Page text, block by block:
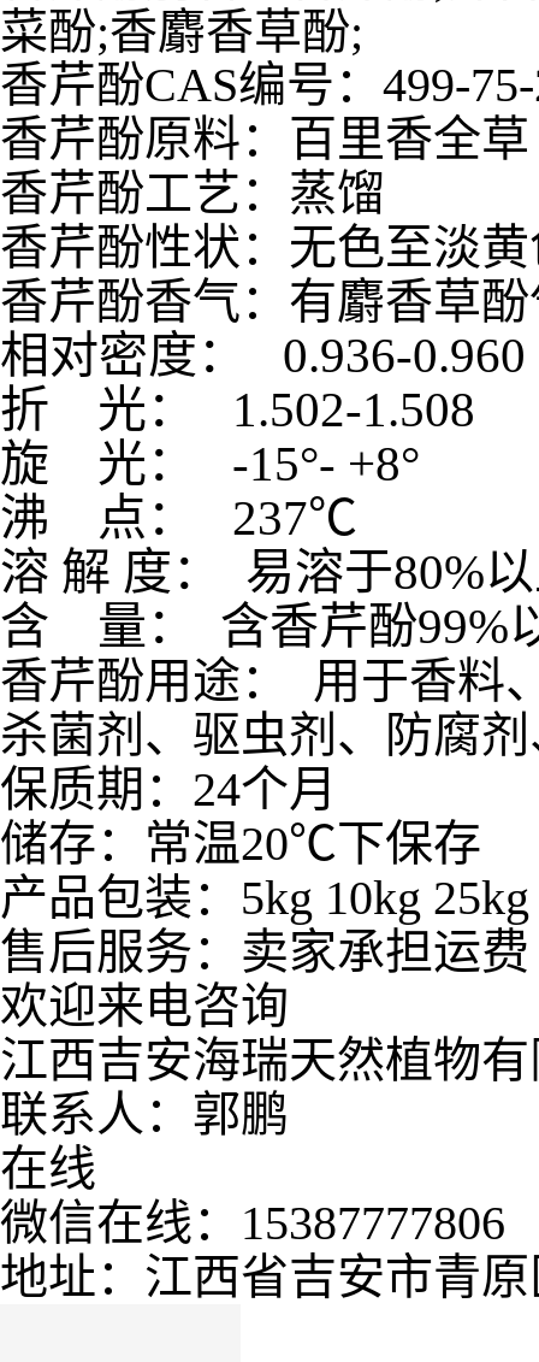
菜酚;香麝香草酚;
香芹酚CAS编号：499-
香芹酚原料：百里香全草
香芹酚工艺：蒸馏
香芹酚性状：无色至淡
香芹酚香气：有麝香草
相对密度：
0.936-0.960
折
光：
1.502-1.508
旋
光： -15°- +8°
沸
点： 237℃
溶 解 度： 易溶于80%
含
量： 含香芹酚99%
香芹酚用途： 用于香料
杀菌剂、驱虫剂、防腐
保质期：24个月
储存：常温20℃下保存
产品包装：5kg 10kg
售后服务：卖家承担运
欢迎来电咨询
江西吉安海瑞天然植物
联系人：郭鹏
在线
微信在线：15387777806
地址：江西省吉安市青